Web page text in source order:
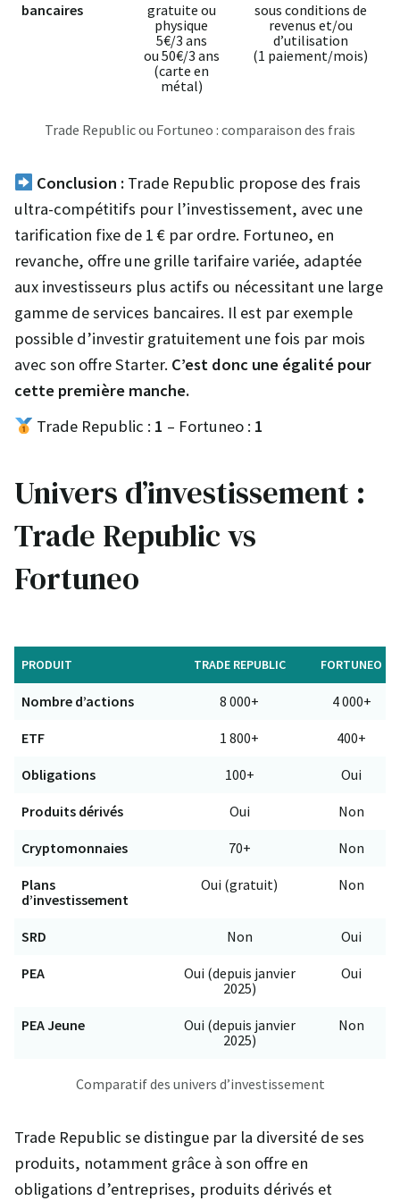
bancaires
gratuite ou
physique
5€/3 ans
ou 50€/3 ans
(carte en
métal)
sous conditions de
revenus et/ou
d’utilisation
(1 paiement/mois)
Trade Republic ou Fortuneo : comparaison des frais
Conclusion : Trade Republic propose des frais
ultra-compétitifs pour l’investissement, avec une
tarification fixe de 1 € par ordre. Fortuneo, en
revanche, offre une grille tarifaire variée, adaptée
aux investisseurs plus actifs ou nécessitant une large
gamme de services bancaires. Il est par exemple
possible d’investir gratuitement une fois par mois
avec son offre Starter. C’est donc une égalité pour
cette première manche.
Trade Republic : 1 – Fortuneo : 1
Univers d’investissement :
Trade Republic vs
Fortuneo
PRODUIT TRADE REPUBLIC FORTUNEO
Nombre d’actions 8 000+ 4 000+
ETF 1 800+ 400+
Obligations 100+ Oui
Produits dérivés Oui Non
Cryptomonnaies 70+ Non
Plans
d’investissement
Oui (gratuit) Non
SRD Non Oui
PEA
Oui (depuis janvier
2025)
Oui
PEA Jeune
Oui (depuis janvier
2025)
Non
Comparatif des univers d’investissement
Trade Republic se distingue par la diversité de ses
produits, notamment grâce à son offre en
obligations d’entreprises, produits dérivés et